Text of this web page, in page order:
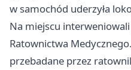
w samochód uderzyła
Na miejscu
Ratownictwa
przebadane przez